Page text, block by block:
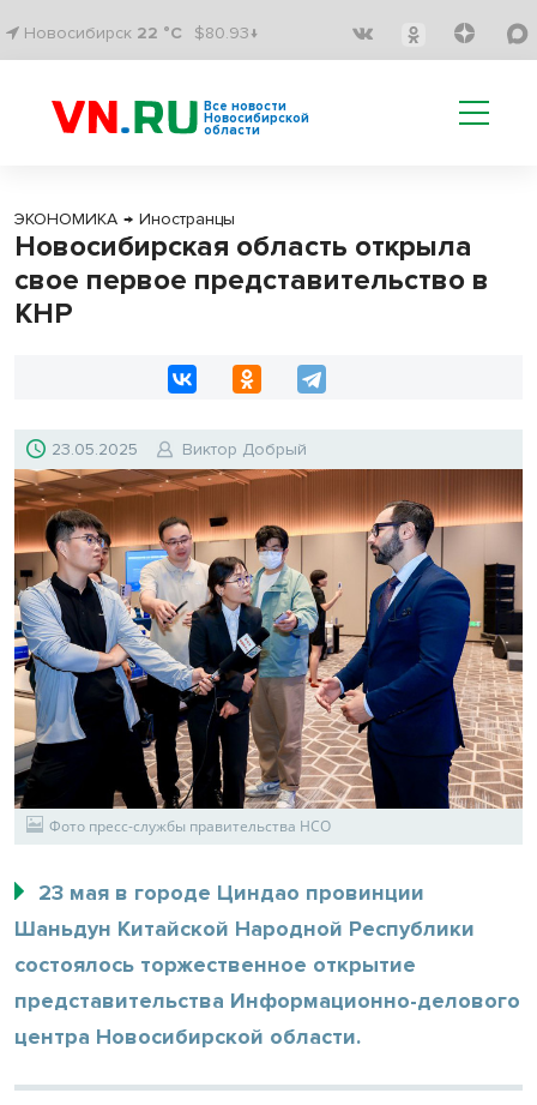
Новосибирск 22 °C $80.93↓
Все новости
Новосибирской
области
ЭКОНОМИКА → Иностранцы
Новосибирская область открыла
свое первое представительство в
КНР
23.05.2025 Виктор Добрый
Фото пресс-службы правительства НСО
23 мая в городе Циндао провинции
Шаньдун Китайской Народной Республики
состоялось торжественное открытие
представительства Информационно-делового
центра Новосибирской области.